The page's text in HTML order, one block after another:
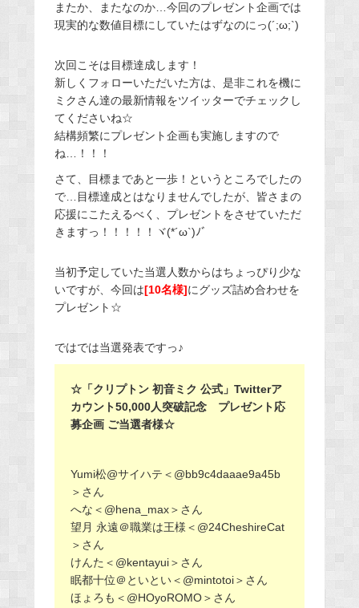
またか、またなのか…今回のプレゼント企画では
現実的な数値目標にしていたはずなのにっ(´;ω;`)
次回こそは目標達成します！
新しくフォローいただいた方は、是非これを機に
ミクさん達の最新情報をツイッターでチェックし
てくださいね☆
結構頻繁にプレゼント企画も実施しますので
ね…！！！
さて、目標まであと一歩！というところでしたの
で…目標達成とはなりませんでしたが、皆さまの
応援にこたえるべく、プレゼントをさせていただ
きますっ！！！！！ヾ(*´ω`)ﾉﾞ
当初予定していた当選人数からはちょっぴり少な
いですが、今回は[10名様]にグッズ詰め合わせを
プレゼント☆
ではでは当選発表ですっ♪
☆「クリプトン 初音ミク 公式」Twitterア
カウント50,000人突破記念 プレゼント応
募企画 ご当選者様☆
Yumi松@サイハテ＜@bb9c4daaae9a45b
＞さん
へな＜@hena_max＞さん
望月 永遠＠職業は王様＜@24CheshireCat
＞さん
けんた＜@kentayui＞さん
眠都十位＠といとい＜@mintotoi＞さん
ほょろも＜@HOyoROMO＞さん